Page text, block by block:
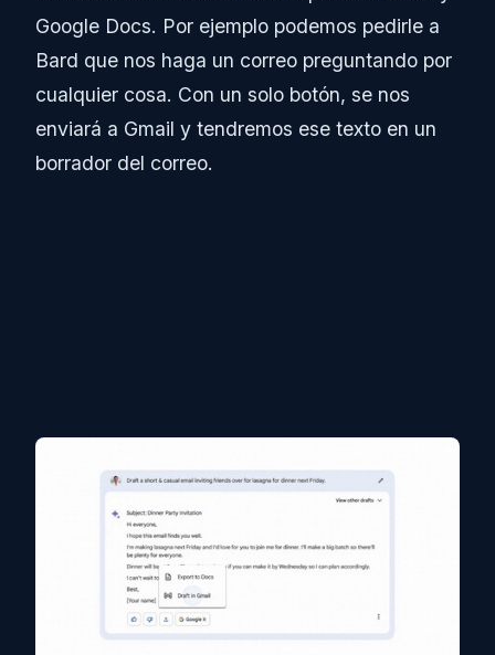
Google Docs. Por ejemplo podemos pedirle a
Bard que nos haga un correo preguntando por
cualquier cosa. Con un solo botón, se nos
enviará a Gmail y tendremos ese texto en un
borrador del correo.